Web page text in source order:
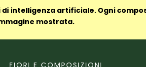
intelligenza artificiale. Ogni
mostrata.